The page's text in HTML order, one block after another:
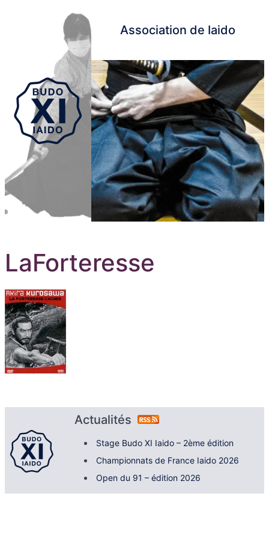
Association de Iaido
LaForteresse
Actualités
Stage Budo XI Iaido – 2ème édition
Championnats de France Iaido 2026
Open du 91 – édition 2026